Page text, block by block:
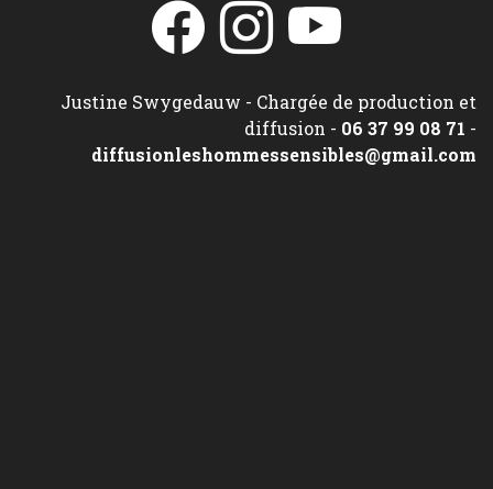
Justine Swygedauw - Chargée de production et
diffusion - 06 37 99 08 71 -
diffusionleshommessensibles@gmail.com